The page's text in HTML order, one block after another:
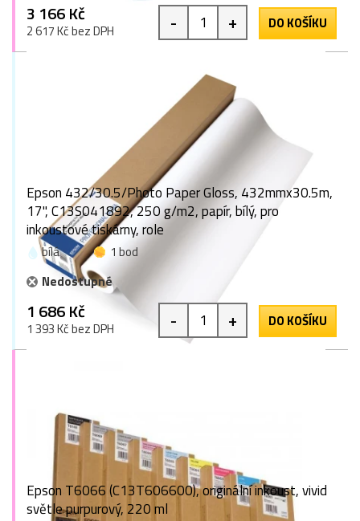
3 166 Kč
2 617 Kč bez DPH - + DO KOŠÍKU
Epson 432/30.5/Photo Paper Gloss, 432mmx30.5m,
17", C13S041892, 250 g/m2, papír, bílý, pro
inkoustové tiskárny, role
bílá
1 bod
Nedostupné
1 686 Kč
1 393 Kč bez DPH - + DO KOŠÍKU
Epson T6066 (C13T606600), originální inkoust, vivid
světle purpurový, 220 ml